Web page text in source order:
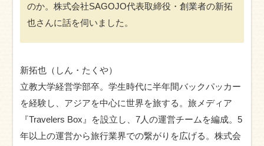
のか。株式会社SAGOJO代表取締役・創業者の新拓
也さんに話を伺いました。
新拓也（しん・たくや）
立教大学経営学部卒。学生時代に半年間バックパッカー
を経験し、アジアを中心に世界を旅する。旅メディア
『Travelers Box』を設立し、7人の運営チームを編成。5
年以上の運営から旅行業界での繋がりを広げる。株式会